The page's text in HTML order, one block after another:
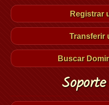
Registrar
Transferir
Buscar